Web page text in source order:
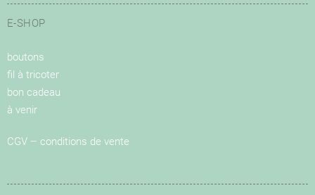
E-SHOP
boutons
fil à tricoter
bon cadeau
à venir
CGV – conditions de vente